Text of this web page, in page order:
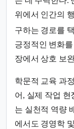
위에서 인간의
구하는 경로를
긍정적인 변화
장에서 상호 보
학문적 교육 과
어, 실제 작업
는 실천적 역량
에서도 경영학